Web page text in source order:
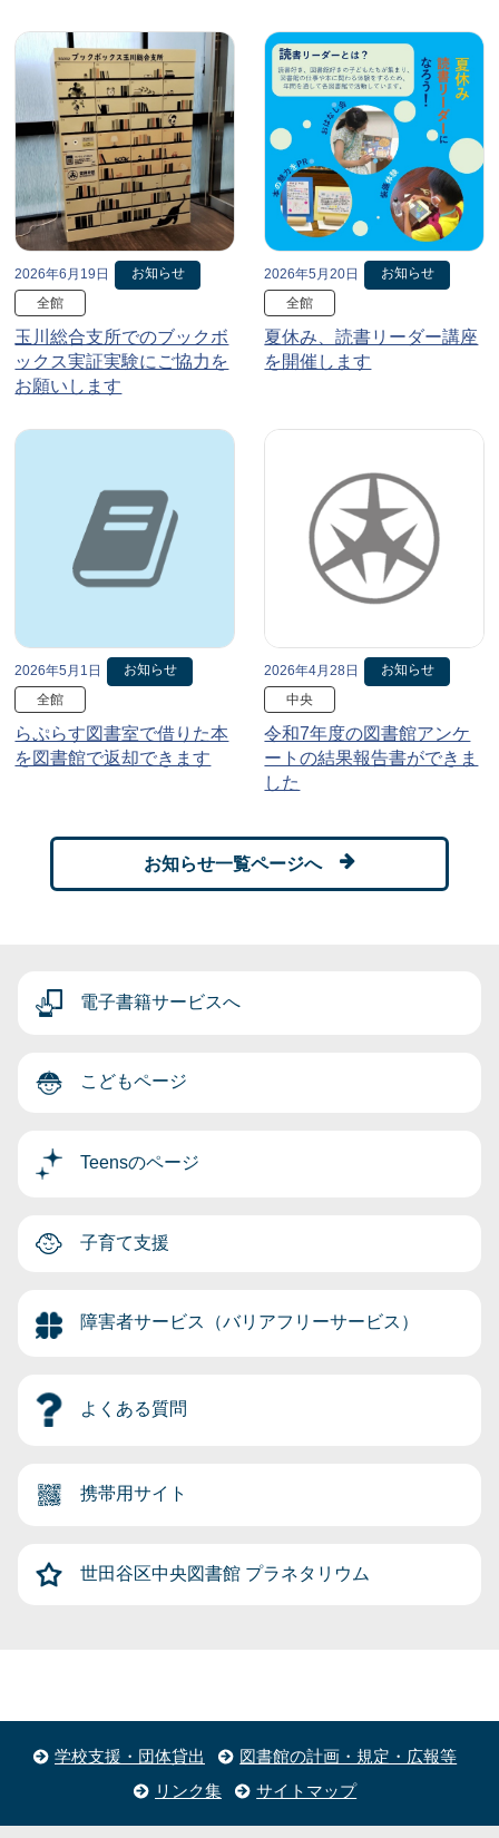
2026年6月19日
お知らせ
全館
玉川総合支所でのブックボ
ックス実証実験にご協力を
お願いします
2026年5月20日
お知らせ
全館
夏休み、読書リーダー講座
を開催します
2026年5月1日
お知らせ
全館
らぷらす図書室で借りた本
を図書館で返却できます
2026年4月28日
お知らせ
中央
令和7年度の図書館アンケ
ートの結果報告書ができま
した
お知らせ一覧ページへ
電子書籍サービスへ
こどもページ
Teensのページ
子育て支援
障害者サービス（バリアフリーサービス）
よくある質問
携帯用サイト
世田谷区中央図書館 プラネタリウム
学校支援・団体貸出
図書館の計画・規定・広報等
リンク集
サイトマップ